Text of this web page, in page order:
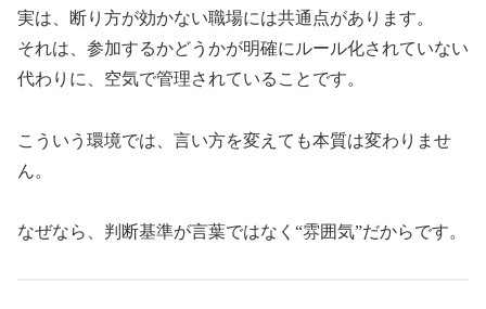
実は、断り方が効かない職場には共通点があります。
それは、参加するかどうかが明確にルール化されていない
代わりに、空気で管理されていることです。
こういう環境では、言い方を変えても本質は変わりませ
ん。
なぜなら、判断基準が言葉ではなく“雰囲気”だからです。